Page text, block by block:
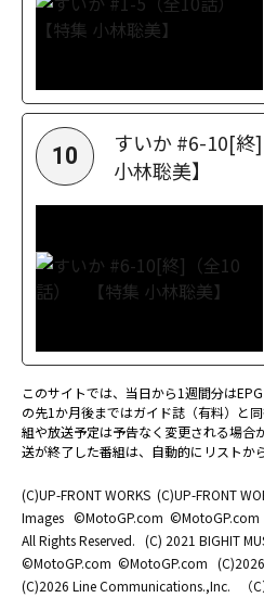
10
すいか #6-10[
小林聡美】
このサイトでは、当日から1週間分は
の先1か月後まではガイド誌（有料）と
組や放送予定は予告なく変更される場合
送が終了した番組は、自動的にリストか
(C)UP-FRONT WORKS (C)UP-FRONT
Images ©MotoGP.com ©MotoGP.com
All Rights Reserved. (C) 2021 BIGHIT
©MotoGP.com ©MotoGP.com
(C)2026 Line Communications.,Inc.
（